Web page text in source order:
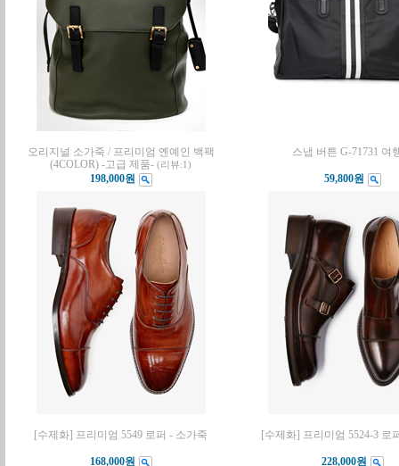
오리지널 소가죽 / 프리미엄 옌예인 백팩
(4COLOR) -고급 제품-(리뷰:1)
198,000원
스냅 버튼 G-71731 여
59,800원
[수제화] 프리미엄 5549 로퍼 - 소가죽
168,000원
[수제화] 프리미엄 5524-3 로
228,000원